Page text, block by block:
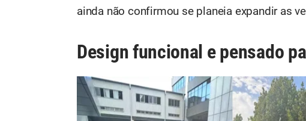
ainda não confirmou se planeia expandir as
Design funcional e pensado